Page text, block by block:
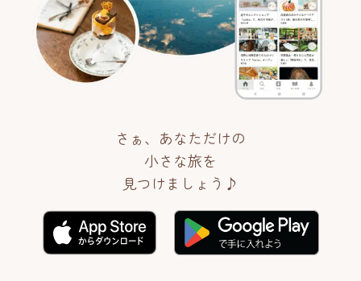
さぁ、あなただけの
小さな旅を
見つけましょう♪